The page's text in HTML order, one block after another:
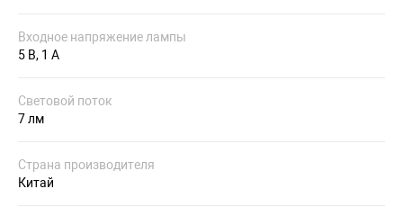
Входное напряжение лампы
5 В, 1 A
Световой поток
7 лм
Страна производителя
Китай